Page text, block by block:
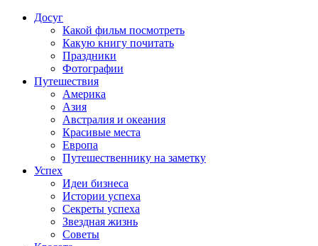
Досуг
Какой фильм посмотреть
Какую книгу почитать
Праздники
Фотографии
Путешествия
Америка
Азия
Австралия и океания
Красивые места
Европа
Путешественнику на заметку
Успех
Идеи бизнеса
Истории успеха
Секреты успеха
Звездная жизнь
Советы